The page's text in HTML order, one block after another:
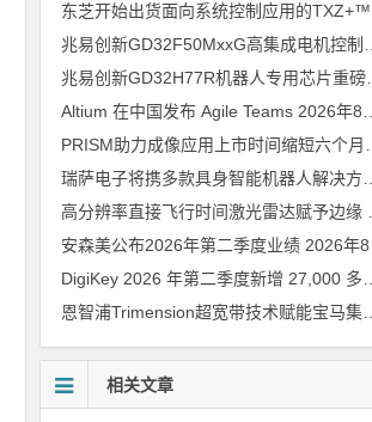
兆易创新GD32H77R机器人专用芯片重磅亮相，精准赋能伺服驱动与关节控制
Altium 在中国发布 Agile Teams 2026年8月6日
安森美公布2026年第二季度业绩 2026年8月6日
恩智浦Trimension超宽带技术赋能宝马集团Digital Key Plus及生命体存在检测功能
相关文章